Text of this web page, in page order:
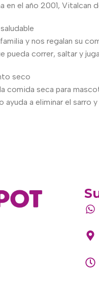
en el año 2001,
y nos regalan su
pueda correr, saltar y
seco
comida seca para
a eliminar el sarro